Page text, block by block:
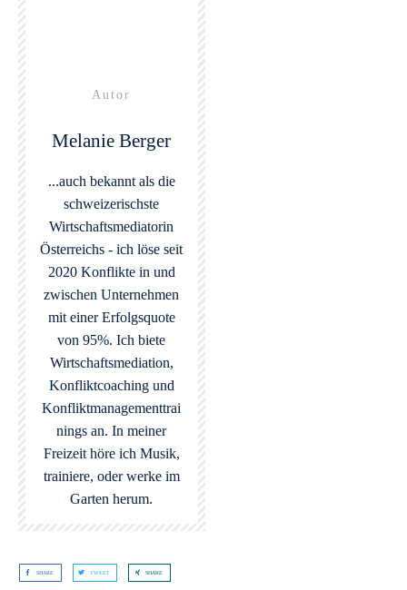
Autor
Melanie Berger
...auch bekannt als die
schweizerischste
Wirtschaftsmediatorin
Österreichs - ich löse seit
2020 Konflikte in und
zwischen Unternehmen
mit einer Erfolgsquote
von 95%. Ich biete
Wirtschaftsmediation,
Konfliktcoaching und
Konfliktmanagementtrai
nings an. In meiner
Freizeit höre ich Musik,
trainiere, oder werke im
Garten herum.
SHARE TWEET SHARE